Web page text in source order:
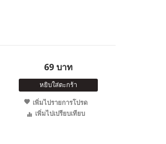
69 บาท
หยิบใส่ตะกร้า
เพิ่มไปรายการโปรด
เพิ่มไปเปรียบเทียบ